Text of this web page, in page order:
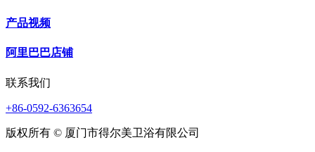
产品视频
阿里巴巴店铺
联系我们
+86-0592-6363654
版权所有 © 厦门市得尔美卫浴有限公司